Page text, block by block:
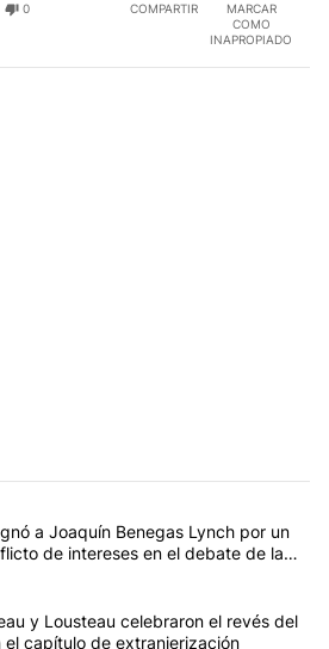
0 COMPARTIR
MARCAR
COMO
INAPROPIADO
con más comentarios en los
con el título "Di Tullio impugnó a
a Joaquín Benegas Lynch por un
de intereses en el debate de la
con el título "Grabois, Moreau y
y Lousteau celebraron el revés del
el capítulo de extranjerización